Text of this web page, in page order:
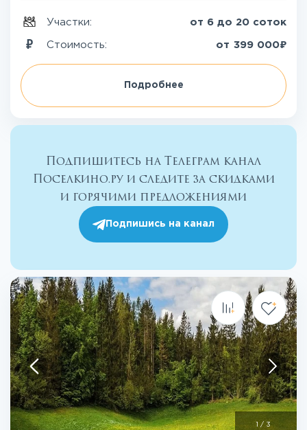
Участки: от 6 до 20 соток
Стоимость: от 399 000₽
Подробнее
Подпишитесь на Телеграм канал
Поселкино.ру и следите за скидками
и горячими предложениями
Подпишись на канал
/ 3